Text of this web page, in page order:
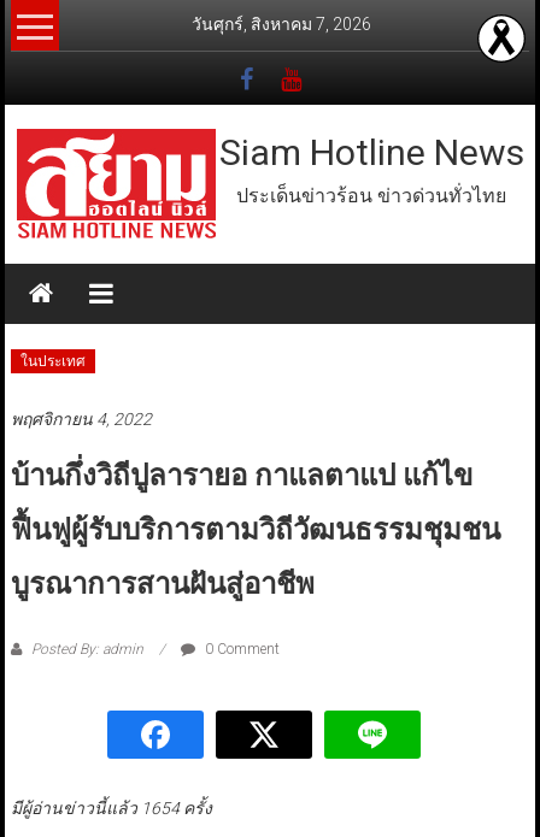
Skip
to
วันศุกร์, สิงหาคม 7, 2026
Siam Hotline News
ประเด็นข่าวร้อน ข่าวด่วนทั่วไทย
ในประเทศ
พฤศจิกายน 4, 2022
บ้านกึ่งวิถีปูลารายอ กาแลตาแป แก้ไข
ฟื้นฟูผู้รับบริการตามวิถีวัฒนธรรมชุมชน
บูรณาการสานฝันสู่อาชีพ
Posted By: admin 0 Comment
มีผู้อ่านข่าวนี้แล้ว 1654 ครั้ง